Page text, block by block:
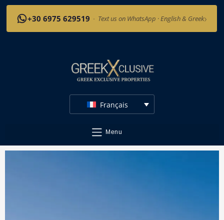
+30 6975 629519 · Text us on WhatsApp · English & Greek›
Français
Menu